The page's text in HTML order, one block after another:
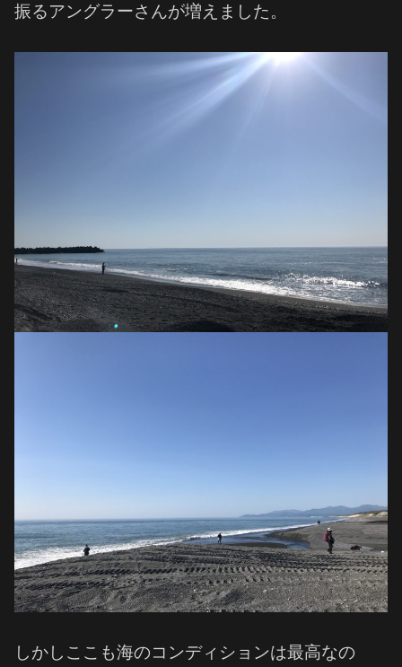
振るアングラーさんが増えました。
しかしここも海のコンディションは最高なの